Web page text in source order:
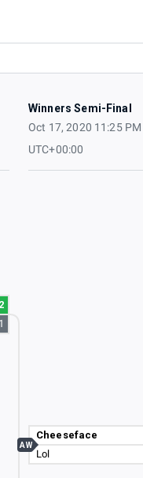
Winners Semi-Final
Oct 17, 2020 11:25 PM
UTC+00:00
2
1
Cheeseface
Lol
AW